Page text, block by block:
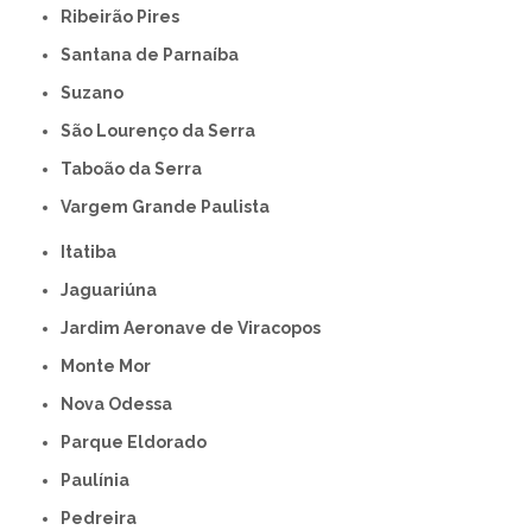
Ribeirão Pires
Santana de Parnaíba
Suzano
São Lourenço da Serra
Taboão da Serra
Vargem Grande Paulista
Itatiba
Jaguariúna
Jardim Aeronave de Viracopos
Monte Mor
Nova Odessa
Parque Eldorado
Paulínia
Pedreira